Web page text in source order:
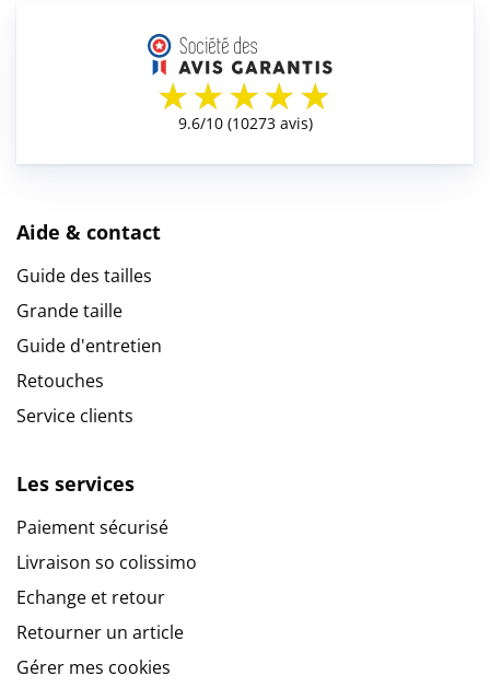
Aide & contact
Guide des tailles
Grande taille
Guide d'entretien
Retouches
Service clients
Les services
Paiement sécurisé
Livraison so colissimo
Echange et retour
Retourner un article
Gérer mes cookies